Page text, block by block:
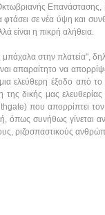
Επανάστασης,
φτάσει σε νέα ύψη και
είναι η πικρή αλήθεια.
στην πλατεία",
απαραίτητο να
ελεύθερη έξοδο
δικής μας
που απορρίπτει
όπως συνήθως γίνεται
ριζοσπαστικούς